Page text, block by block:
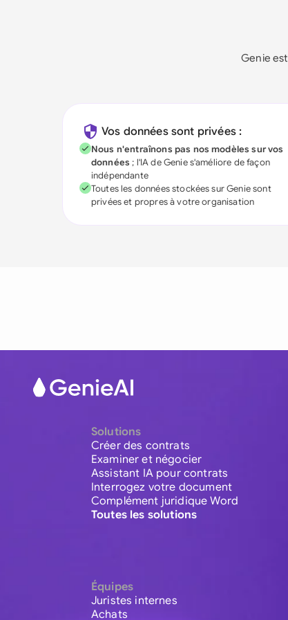
Genie est
Vos données sont privées :
Nous n'entraînons pas nos modèles sur vos
données ; l'IA de Genie s'améliore de façon
indépendante
Toutes les données stockées sur Genie sont
privées et propres à votre organisation
Solutions
Créer des contrats
Examiner et négocier
Assistant IA pour contrats
Interrogez votre document
Complément juridique Word
Toutes les solutions
Équipes
Juristes internes
Achats